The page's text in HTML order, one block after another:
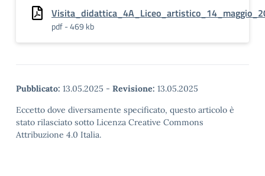
pdf - 469 kb
Pubblicato: 13.05.2025 - Revisione: 13.05.2025
Eccetto dove diversamente specificato, questo articolo è
stato rilasciato sotto Licenza Creative Commons
Attribuzione 4.0 Italia.